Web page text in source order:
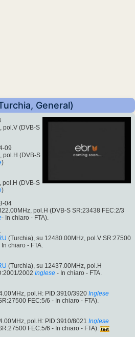
General)
pol.V (DVB-S
09
pol.H (DVB-S
)
pol.H (DVB-S
)
04
pol.H (DVB-S SR:23438 FEC:2/3
- In chiaro - FTA).
(Turchia), su 12480.00MHz, pol.V SR:27500
chiaro - FTA.
(Turchia), su 12437.00MHz, pol.H
2002 Inglese - In chiaro - FTA.
pol.H: PID:3910/3920 Inglese
FEC:5/6 - In chiaro - FTA).
pol.H: PID:3910/8021 Inglese
FEC:5/6 - In chiaro - FTA).